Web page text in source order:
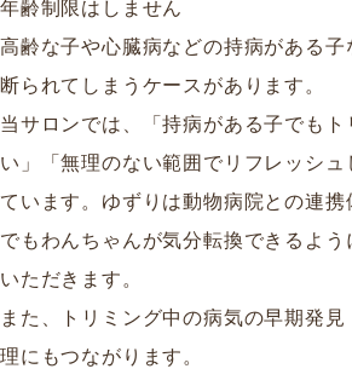
年齢制限はしません
高齢な子や心臓病などの持病がある子
断られてしまうケースがあります。
当サロンでは、「持病がある子でもト
い」「無理のない範囲でリフレッシュ
ています。ゆずりは動物病院との連携
でもわんちゃんが気分転換できるよう
いただきます。
また、トリミング中の病気の早期発
理にもつながります。